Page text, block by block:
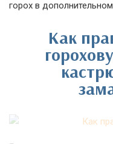
горох в
Как